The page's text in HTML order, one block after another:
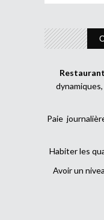
Paie
Habiter les
Avoir un